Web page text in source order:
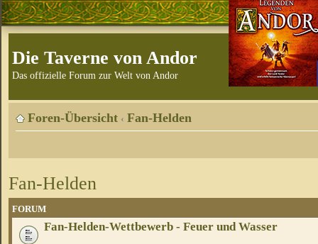
Die Taverne von Andor
Das offizielle Forum zur Welt von Andor
Foren-Übersicht ‹ Fan-Helden
Fan-Helden
FORUM
Fan-Helden-Wettbewerb - Feuer und Wasser